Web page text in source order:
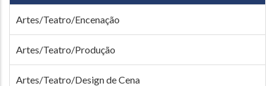
Artes/Teatro/Encenação
Artes/Teatro/Produção
Artes/Teatro/Design de Cena